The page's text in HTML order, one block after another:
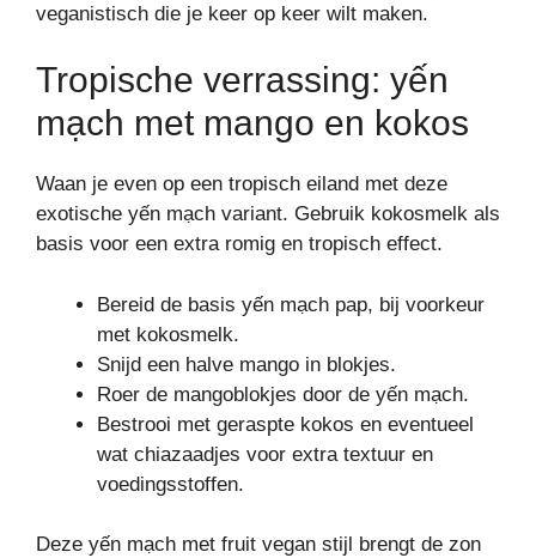
veganistisch die je keer op keer wilt maken.
Tropische verrassing: yến
mạch met mango en kokos
Waan je even op een tropisch eiland met deze
exotische yến mạch variant. Gebruik kokosmelk als
basis voor een extra romig en tropisch effect.
Bereid de basis yến mạch pap, bij voorkeur
met kokosmelk.
Snijd een halve mango in blokjes.
Roer de mangoblokjes door de yến mạch.
Bestrooi met geraspte kokos en eventueel
wat chiazaadjes voor extra textuur en
voedingsstoffen.
Deze yến mạch met fruit vegan stijl brengt de zon